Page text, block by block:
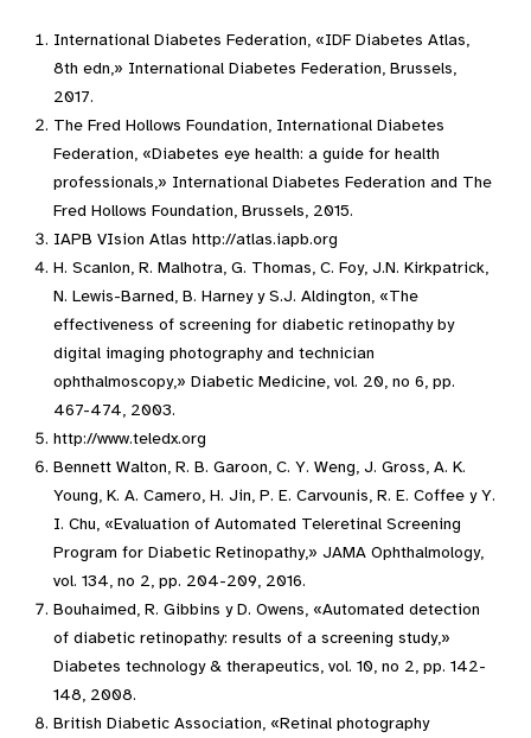
International Diabetes Federation, «IDF Diabetes Atlas,
8th edn,» International Diabetes Federation, Brussels,
2017.
The Fred Hollows Foundation, International Diabetes
Federation, «Diabetes eye health: a guide for health
professionals,» International Diabetes Federation and The
Fred Hollows Foundation, Brussels, 2015.
IAPB VIsion Atlas http://atlas.iapb.org
H. Scanlon, R. Malhotra, G. Thomas, C. Foy, J.N. Kirkpatrick,
N. Lewis-Barned, B. Harney y S.J. Aldington, «The
effectiveness of screening for diabetic retinopathy by
digital imaging photography and technician
ophthalmoscopy,» Diabetic Medicine, vol. 20, no 6, pp.
467-474, 2003.
http://www.teledx.org
Bennett Walton, R. B. Garoon, C. Y. Weng, J. Gross, A. K.
Young, K. A. Camero, H. Jin, P. E. Carvounis, R. E. Coffee y Y.
I. Chu, «Evaluation of Automated Teleretinal Screening
Program for Diabetic Retinopathy,» JAMA Ophthalmology,
vol. 134, no 2, pp. 204-209, 2016.
Bouhaimed, R. Gibbins y D. Owens, «Automated detection
of diabetic retinopathy: results of a screening study,»
Diabetes technology & therapeutics, vol. 10, no 2, pp. 142-
148, 2008.
British Diabetic Association, «Retinal photography